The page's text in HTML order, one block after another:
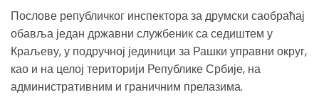
Послове републичког инспектора за друмски саобраћај
обавља један државни службеник са седиштем у
Краљеву, у подручној јединици за Рашки управни округ,
као и на целој територији Републике Србије, на
административним и граничним прелазима.